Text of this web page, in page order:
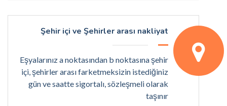
Şehir içi ve Şehirler arası nakliyat
Eşyalarınız a noktasından b noktasına şehir
içi, şehirler arası farketmeksizin istediğiniz
gün ve saatte sigortalı, sözleşmeli olarak
taşınır